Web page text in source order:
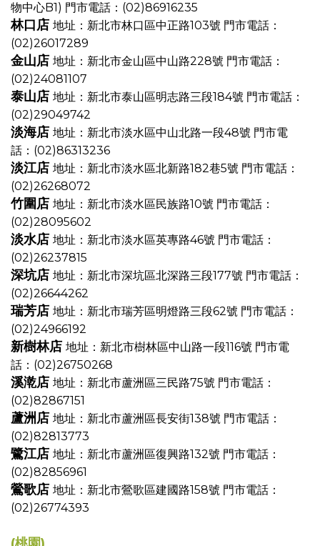
物中心B1) 門市電話：(02)86916235
林口店 地址：新北市林口區中正路103號 門市電話：
(02)26017289
金山店 地址：新北市金山區中山路228號 門市電話：
(02)24081107
泰山店 地址：新北市泰山區明志路三段184號 門市電話：
(02)29049742
淡海店 地址：新北市淡水區中山北路一段48號 門市電
話：(02)86313236
淡江店 地址：新北市淡水區北新路182巷5號 門市電話：
(02)26268072
竹圍店 地址：新北市淡水區民族路10號 門市電話：
(02)28095602
淡水店 地址：新北市淡水區英專路46號 門市電話：
(02)26237815
深坑店 地址：新北市深坑區北深路三段177號 門市電話：
(02)26644262
瑞芳店 地址：新北市瑞芳區明燈路三段62號 門市電話：
(02)24966192
新樹林店 地址：新北市樹林區中山路一段116號 門市電
話：(02)26750268
溪漧店 地址：新北市蘆洲區三民路75號 門市電話：
(02)82867151
蘆洲店 地址：新北市蘆洲區長安街138號 門市電話：
(02)82813773
鷺江店 地址：新北市蘆洲區復興路132號 門市電話：
(02)82856961
鶯歌店 地址：新北市鶯歌區建國路158號 門市電話：
(02)26774393